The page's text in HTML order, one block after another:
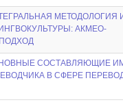
МЕТОДОЛОГИЯ
АКМЕО-
СОСТАВЛЯЮЩИЕ
В СФЕРЕ